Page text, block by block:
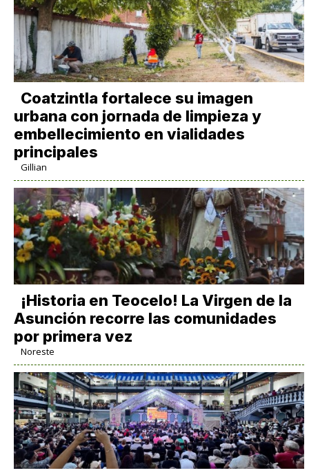
Coatzintla fortalece su imagen
urbana con jornada de limpieza y
embellecimiento en vialidades
principales
Gillian
​¡Historia en Teocelo! La Virgen de la
Asunción recorre las comunidades
por primera vez
Noreste